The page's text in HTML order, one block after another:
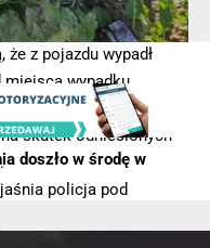
że z pojazdu wypadł
wypadku.
podróżowała jedna
skutek odniesionych
policja pod
doszło w środę w